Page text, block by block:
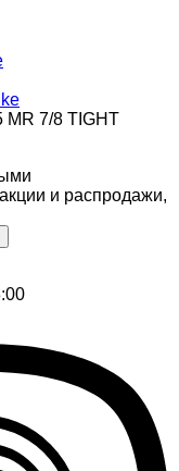
MR 7/8 TIGHT
и распродажи,